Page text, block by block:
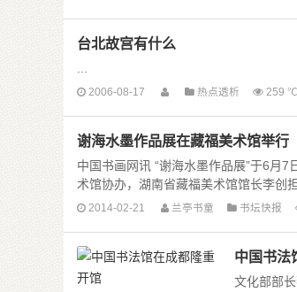
台北故宫有什么
2006-08-17 热点透析 259 ℃
谢海水墨作品展在藏福美术馆举行
中国书画网讯 “谢海水墨作品展”于6月
术馆协办，湖南省藏福美术馆馆长李创
2014-02-21 兰亭书童 书坛快报
中国书法
文化部部